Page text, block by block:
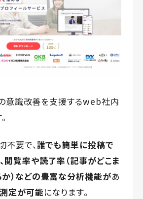
意識改善を支援するweb社内
要で、誰でも簡単に投稿で
閲覧率や読了率（記事がどこま
）などの豊富な分析機能があ
定が可能になります。